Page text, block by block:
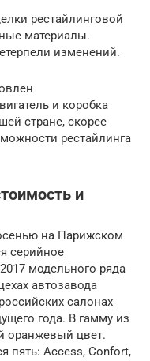
рестайлинговой
материалы.
изменений.
и коробка
стране, скорее
рестайлинга
и
на Парижском
серийное
модельного ряда
автозавода
салонах
года. В гамму из
оранжевый цвет.
пять: Access, Confort,